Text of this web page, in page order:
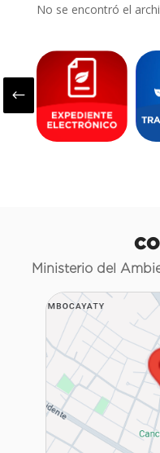
No se encontró el
#
Ministerio del